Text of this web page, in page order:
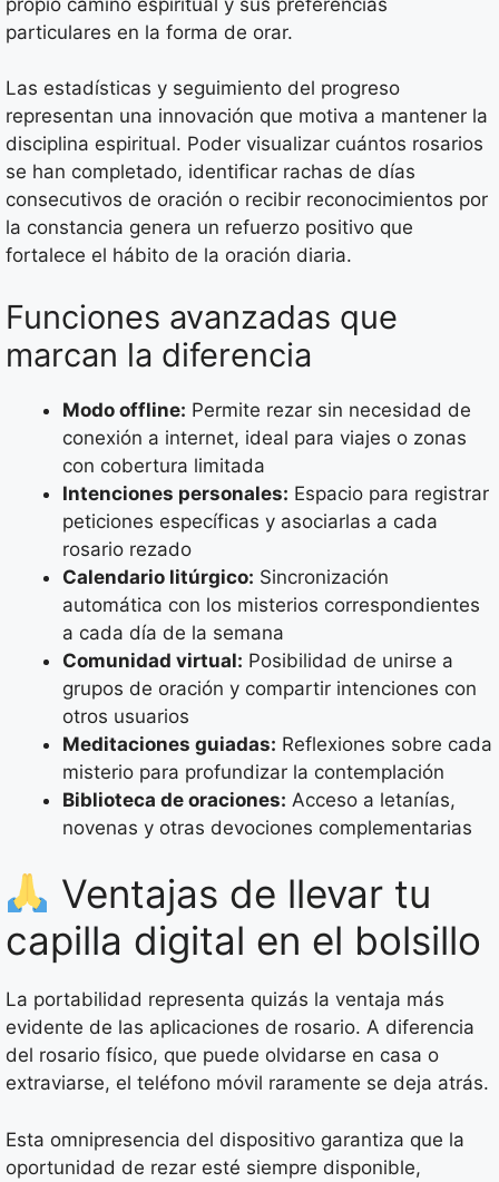
particulares en la forma de orar.
Las estadísticas y seguimiento del progreso
representan una innovación que motiva a mantener la
disciplina espiritual. Poder visualizar cuántos rosarios
se han completado, identificar rachas de días
consecutivos de oración o recibir reconocimientos por
la constancia genera un refuerzo positivo que
fortalece el hábito de la oración diaria.
Funciones avanzadas que
marcan la diferencia
Modo offline: Permite rezar sin necesidad de
conexión a internet, ideal para viajes o zonas
con cobertura limitada
Intenciones personales: Espacio para registrar
peticiones específicas y asociarlas a cada
rosario rezado
Calendario litúrgico: Sincronización
automática con los misterios correspondientes
a cada día de la semana
Comunidad virtual: Posibilidad de unirse a
grupos de oración y compartir intenciones con
otros usuarios
Meditaciones guiadas: Reflexiones sobre cada
misterio para profundizar la contemplación
Biblioteca de oraciones: Acceso a letanías,
novenas y otras devociones complementarias
Ventajas de llevar tu
capilla digital en el bolsillo
La portabilidad representa quizás la ventaja más
evidente de las aplicaciones de rosario. A diferencia
del rosario físico, que puede olvidarse en casa o
extraviarse, el teléfono móvil raramente se deja atrás.
Esta omnipresencia del dispositivo garantiza que la
oportunidad de rezar esté siempre disponible,